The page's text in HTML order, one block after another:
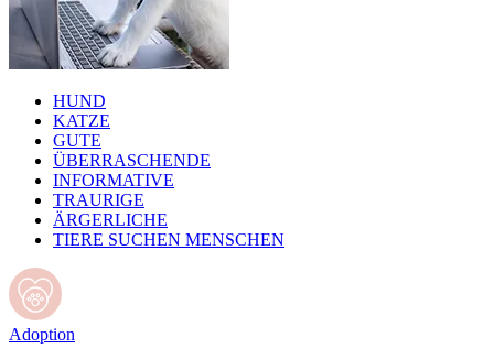
HUND
KATZE
GUTE
ÜBERRASCHENDE
INFORMATIVE
TRAURIGE
ÄRGERLICHE
TIERE SUCHEN MENSCHEN
Adoption